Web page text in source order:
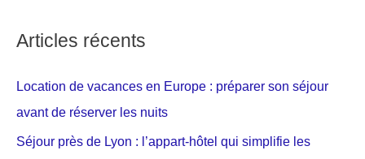
Articles récents
Location de vacances en Europe : préparer son séjour
avant de réserver les nuits
Séjour près de Lyon : l’appart-hôtel qui simplifie les